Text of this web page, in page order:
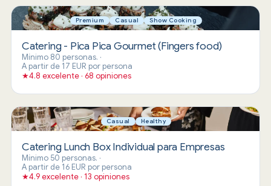
Premium Casual Show Cooking
Catering - Pica Pica Gourmet (Fingers food)
Mínimo 80 personas. ·
A partir de 17 EUR por persona
★4.8 excelente · 68 opiniones
Casual Healthy
Catering Lunch Box Individual para Empresas
Mínimo 50 personas. ·
A partir de 16 EUR por persona
★4.9 excelente · 13 opiniones